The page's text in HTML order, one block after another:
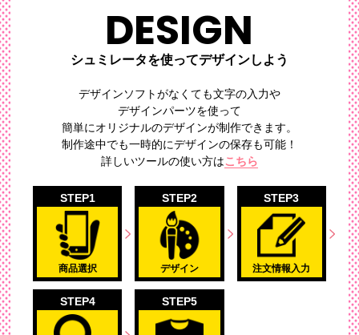
DESIGN
シュミレータを使ってデザインしよう
デザインソフトがなくても文字の入力や
デザインパーツを使って
簡単にオリジナルのデザインが制作できます。
制作途中でも一時的にデザインの保存も可能！
詳しいツールの使い方はこちら
STEP1
商品選択
STEP2
デザイン
STEP3
注文情報入力
STEP4 STEP5